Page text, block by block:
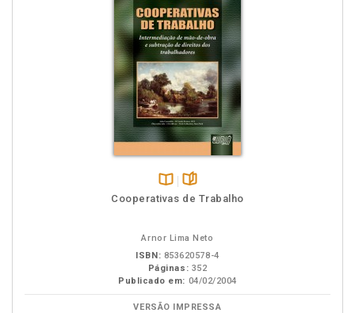
Disponível
páginas
Cooperativas de Trabalho
Arnor Lima Neto
ISBN: 853620578-4
Páginas: 352
Publicado em: 04/02/2004
VERSÃO IMPRESSA